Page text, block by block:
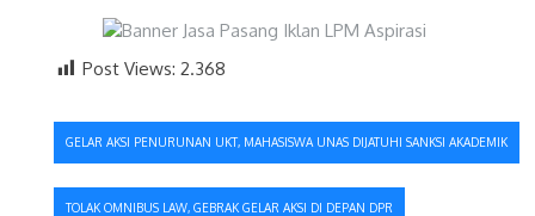
Post Views: 2.368
Navigasi
pos
GELAR AKSI PENURUNAN UKT, MAHASISWA UNAS DIJATUHI SANKSI AKADEMIK
TOLAK OMNIBUS LAW, GEBRAK GELAR AKSI DI DEPAN DPR